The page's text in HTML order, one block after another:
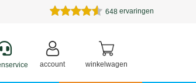
648 ervaringen
account winkelwagen